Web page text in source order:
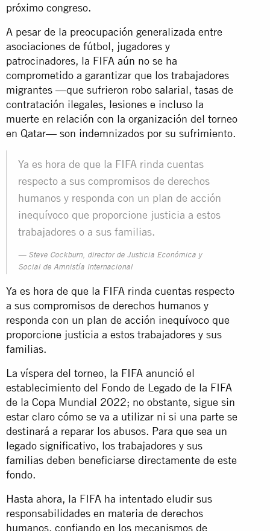
próximo congreso.
A pesar de la preocupación generalizada entre
asociaciones de fútbol, jugadores y
patrocinadores, la FIFA aún no se ha
comprometido a garantizar que los trabajadores
migrantes —que sufrieron robo salarial, tasas de
contratación ilegales, lesiones e incluso la
muerte en relación con la organización del torneo
en Qatar— son indemnizados por su sufrimiento.
Ya es hora de que la FIFA rinda cuentas
respecto a sus compromisos de derechos
humanos y responda con un plan de acción
inequívoco que proporcione justicia a estos
trabajadores o a sus familias.
Steve Cockburn, director de Justicia Económica y
Social de Amnistía Internacional
Ya es hora de que la FIFA rinda cuentas respecto
a sus compromisos de derechos humanos y
responda con un plan de acción inequívoco que
proporcione justicia a estos trabajadores y sus
familias.
La víspera del torneo, la FIFA anunció el
establecimiento del Fondo de Legado de la FIFA
de la Copa Mundial 2022; no obstante, sigue sin
estar claro cómo se va a utilizar ni si una parte se
destinará a reparar los abusos. Para que sea un
legado significativo, los trabajadores y sus
familias deben beneficiarse directamente de este
fondo.
Hasta ahora, la FIFA ha intentado eludir sus
responsabilidades en materia de derechos
humanos, confiando en los mecanismos de